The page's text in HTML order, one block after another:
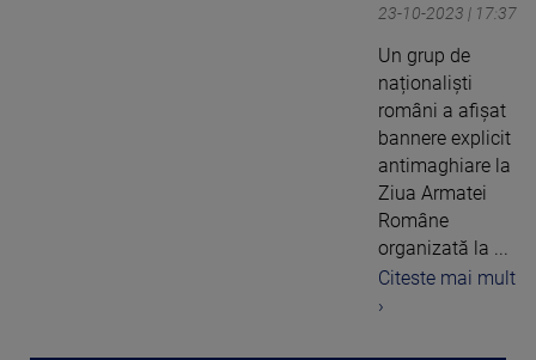
23-10-2023 | 17:37
Un grup de
naționaliști
români a afișat
bannere explicit
antimaghiare la
Ziua Armatei
Române
organizată la ...
Citeste mai mult
›